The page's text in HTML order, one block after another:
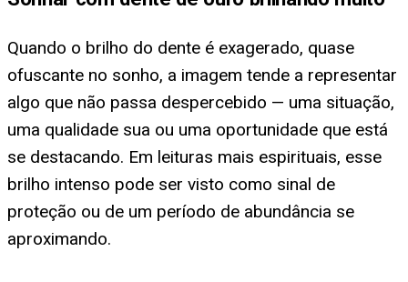
Quando o brilho do dente é exagerado, quase
ofuscante no sonho, a imagem tende a representar
algo que não passa despercebido — uma situação,
uma qualidade sua ou uma oportunidade que está
se destacando. Em leituras mais espirituais, esse
brilho intenso pode ser visto como sinal de
proteção ou de um período de abundância se
aproximando.